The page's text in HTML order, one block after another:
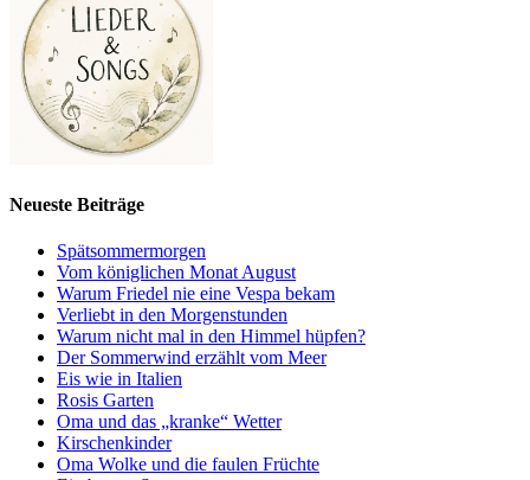
Neueste Beiträge
Spätsommermorgen
Vom königlichen Monat August
Warum Friedel nie eine Vespa bekam
Verliebt in den Morgenstunden
Warum nicht mal in den Himmel hüpfen?
Der Sommerwind erzählt vom Meer
Eis wie in Italien
Rosis Garten
Oma und das „kranke“ Wetter
Kirschenkinder
Oma Wolke und die faulen Früchte